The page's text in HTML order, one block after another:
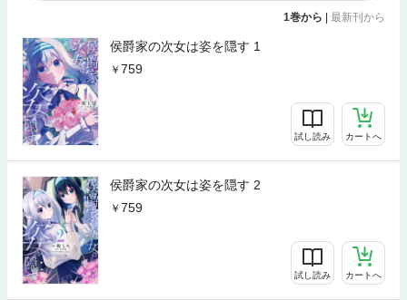
1巻から | 最新刊から
侯爵家の次女は姿を隠す 1
759
試し読み カートへ
侯爵家の次女は姿を隠す 2
759
試し読み カートへ